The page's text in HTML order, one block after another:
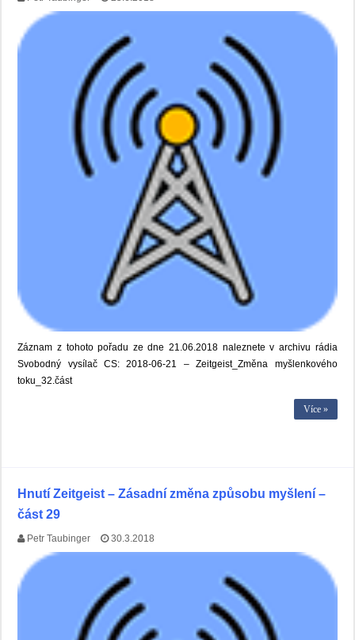
Záznam z tohoto pořadu ze dne 21.06.2018 naleznete v archivu rádia
Svobodný vysílač CS: 2018-06-21 – Zeitgeist_Změna myšlenkového
toku_32.část
Více »
Hnutí Zeitgeist – Zásadní změna způsobu myšlení –
část 29
Petr Taubinger 30.3.2018